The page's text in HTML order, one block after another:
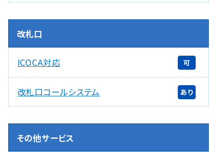
改札口
ICOCA対応 可
改札口コールシステム あり
その他サービス